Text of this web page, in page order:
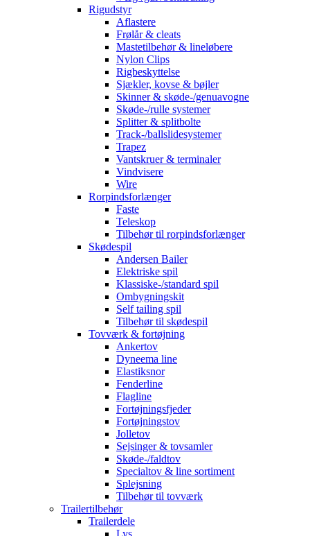
Rigudstyr
Aflastere
Frølår & cleats
Mastetilbehør & lineløbere
Nylon Clips
Rigbeskyttelse
Sjækler, kovse & bøjler
Skinner & skøde-/genuavogne
Skøde-/rulle systemer
Splitter & splitbolte
Track-/ballslidesystemer
Trapez
Vantskruer & terminaler
Vindvisere
Wire
Rorpindsforlænger
Faste
Teleskop
Tilbehør til rorpindsforlænger
Skødespil
Andersen Bailer
Elektriske spil
Klassiske-/standard spil
Ombygningskit
Self tailing spil
Tilbehør til skødespil
Tovværk & fortøjning
Ankertov
Dyneema line
Elastiksnor
Fenderline
Flagline
Fortøjningsfjeder
Fortøjningstov
Jolletov
Sejsinger & tovsamler
Skøde-/faldtov
Specialtov & line sortiment
Splejsning
Tilbehør til tovværk
Trailertilbehør
Trailerdele